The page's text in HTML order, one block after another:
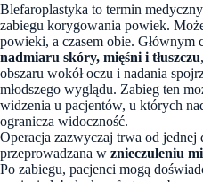
Blefaroplastyka to termin
zabiegu korygowania powiek.
powieki, a czasem obie. Głównym
nadmiaru skóry, mięśni i tłuszczu
obszaru wokół oczu i nadania
młodszego wyglądu. Zabieg ten
widzenia u pacjentów, u których
ogranicza widoczność.
Operacja zazwyczaj trwa od jednej
przeprowadzana w znieczuleniu
Po zabiegu, pacjenci mogą